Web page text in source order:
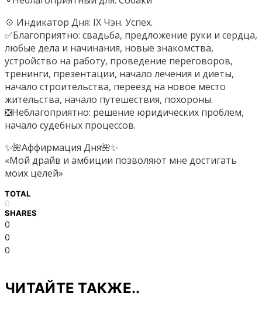
💠 Индикатор Дня: IX Чэн. Успех.
✅Благоприятно: свадьба, предложение руки и сердца,
любые дела и начинания, новые знакомства,
устройство на работу, проведение переговоров,
тренинги, презентации, начало лечения и диеты,
начало строительства, переезд на новое место
жительства, начало путешествия, похороны.
❎Неблагоприятно: решение юридических проблем,
начало судебных процессов.
✨🌺Аффирмация Дня🌺✨
«Мой драйв и амбиции позволяют мне достигать
моих целей»
TOTAL
0
SHARES
0
0
0
ЧИТАЙТЕ ТАКЖЕ..